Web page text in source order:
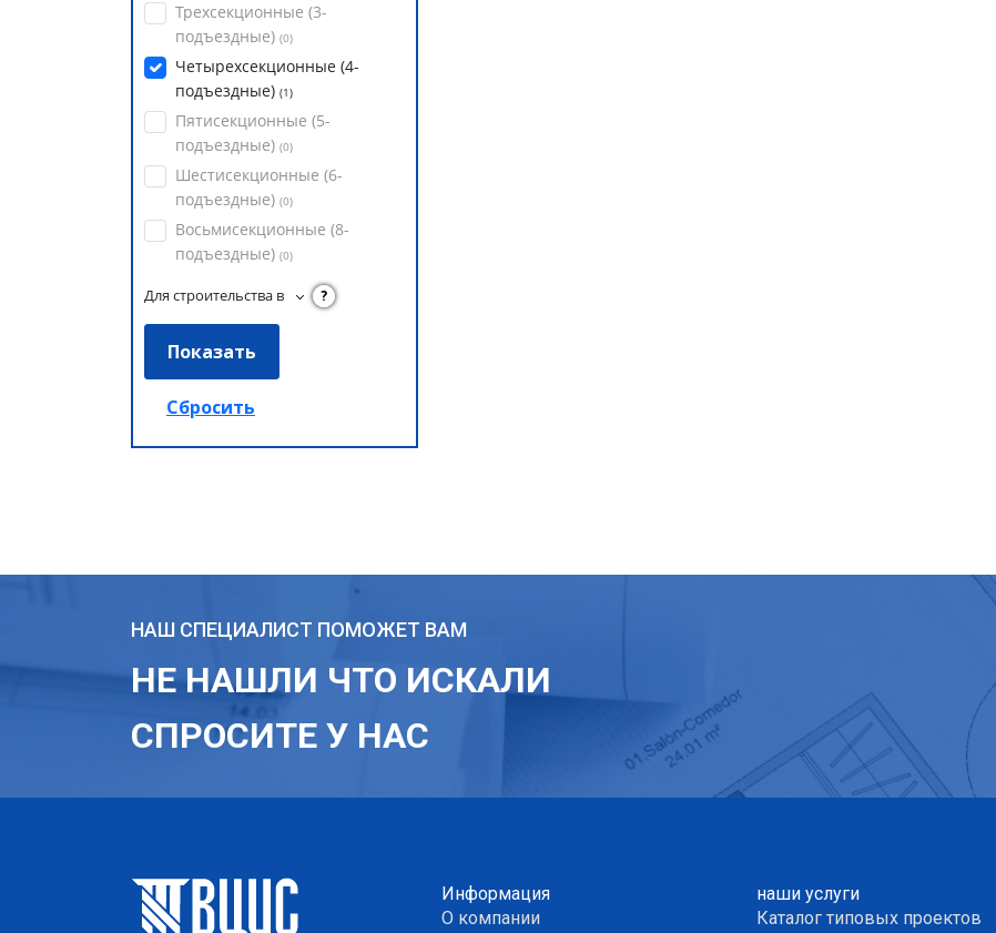
Трехсекционные (3-
подъездные) (0)
Четырехсекционные (4-
подъездные) (1)
Пятисекционные (5-
подъездные) (0)
Шестисекционные (6-
подъездные) (0)
Восьмисекционные (8-
подъездные) (0)
Для строительства в ?
НАШ СПЕЦИАЛИСТ ПОМОЖЕТ ВАМ
НЕ НАШЛИ ЧТО ИСКАЛИ
СПРОСИТЕ У НАС
Информация
О компании
наши услуги
Каталог типовых проектов